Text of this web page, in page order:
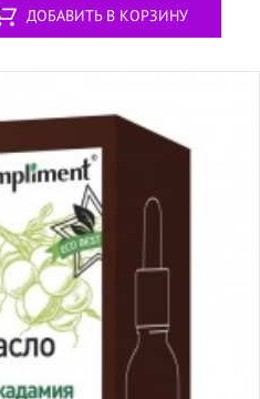
ДОБАВИТЬ В КОРЗИНУ